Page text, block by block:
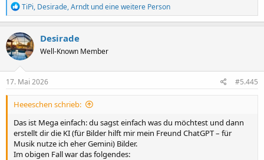
R
e
a
k
t
i
o
n
e
TiPi, Desirade,Arndt und eine weitere Person
Desirade
Well-Known Member
17. Mai 2026 #5.445
Heeeschen schrieb:
Das ist Mega einfach: du sagst einfach was du möchtest und dann
erstellt dir die KI (für Bilder hilft mir mein Freund ChatGPT – für
Musik nutze ich eher Gemini) Bilder.
Im obigen Fall war das folgendes: